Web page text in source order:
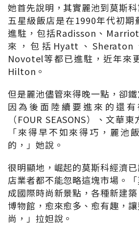
她首先說明，其實麗池到莫斯
五星級飯店是在1990年代初期
進駐，包括Radisson、
來，包括Hyatt、Sheraton
Novotel等都已進駐，近年來
Hilton。
但是麗池儘管來得晚一點，卻鐵
因為後面陸續要進來的還
（FOUR SEASONS）、文華
「來得早不如來得巧，麗池
的，」她說。
很明顯地，崛起的莫斯科經濟
店業者都不能忽略這塊市場。
成國際時尚新景點，各種新建
博物館，愈來愈多、愈有趣，
尚，」拉妲說。